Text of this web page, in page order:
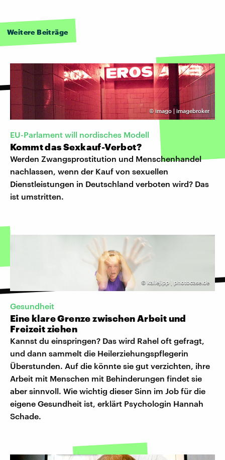
Weitere Beiträge
©imago | imagebroker
EU-Parlament will nordisches Modell
Kommt das Sexkauf-Verbot?
Werden Zwangsprostitution und Menschenhandel
nachlassen, wenn der Kauf von sexuellen
Dienstleistungen in Deutschland verboten wird? Das
ist umstritten.
© kallejipp | photocase.de
Gesundheit
Eine klare Grenze zwischen Arbeit und
Freizeit ziehen
Kannst du einspringen? Das wird Rahel oft gefragt,
und dann sammelt die Heilerziehungspflegerin
Überstunden. Auf die könnte sie gut verzichten, ihre
Arbeit mit Menschen mit Behinderungen findet sie
aber sinnvoll. Wie wichtig dieser Sinn im Job für die
eigene Gesundheit ist, erklärt Psychologin Hannah
Schade.